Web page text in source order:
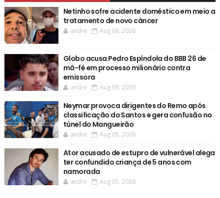
Netinho sofre acidente doméstico em meio a
tratamento de novo câncer
andre Aug 06, 2026
Globo acusa Pedro Espíndola do BBB 26 de
má-fé em processo milionário contra
emissora
andre Aug 06, 2026
Neymar provoca dirigentes do Remo após
classificação do Santos e gera confusão no
túnel do Mangueirão
andre Aug 05, 2026
Ator acusado de estupro de vulnerável alega
ter confundido criança de 5 anos com
namorada
andre Aug 05, 2026